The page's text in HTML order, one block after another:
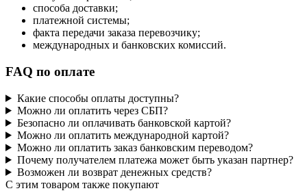
способа доставки;
платежной системы;
факта передачи заказа перевозчику;
международных и банковских комиссий.
FAQ по оплате
Какие способы оплаты доступны?
Можно ли оплатить через СБП?
Безопасно ли оплачивать банковской картой?
Можно ли оплатить международной картой?
Можно ли оплатить заказ банковским переводом?
Почему получателем платежа может быть указан партнер?
Возможен ли возврат денежных средств?
C этим товаром также покупают